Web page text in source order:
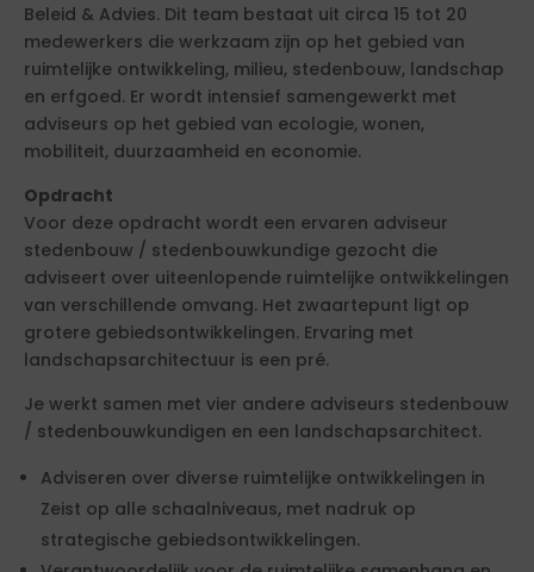
Beleid & Advies. Dit team bestaat uit circa 15 tot 20
medewerkers die werkzaam zijn op het gebied van
ruimtelijke ontwikkeling, milieu, stedenbouw, landschap
en erfgoed. Er wordt intensief samengewerkt met
adviseurs op het gebied van ecologie, wonen,
mobiliteit, duurzaamheid en economie.
Opdracht
Voor deze opdracht wordt een ervaren adviseur
stedenbouw / stedenbouwkundige gezocht die
adviseert over uiteenlopende ruimtelijke ontwikkelingen
van verschillende omvang. Het zwaartepunt ligt op
grotere gebiedsontwikkelingen. Ervaring met
landschapsarchitectuur is een pré.
Je werkt samen met vier andere adviseurs stedenbouw
/ stedenbouwkundigen en een landschapsarchitect.
Adviseren over diverse ruimtelijke ontwikkelingen in
Zeist op alle schaalniveaus, met nadruk op
strategische gebiedsontwikkelingen.